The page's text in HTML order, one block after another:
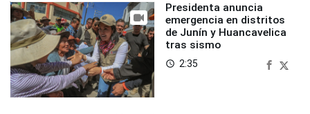
Presidenta anuncia
emergencia en distritos
de Junín y Huancavelica
tras sismo
access_time 2:35